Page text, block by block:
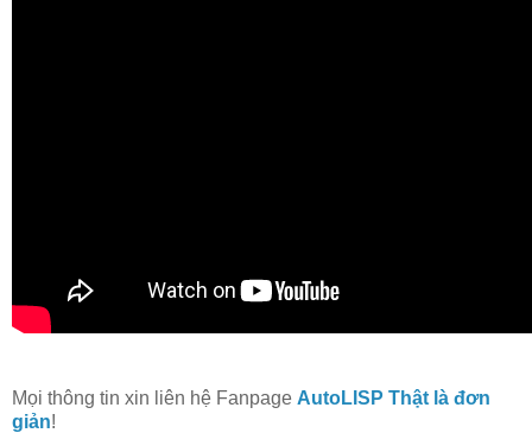
Mọi thông tin xin liên hệ Fanpage AutoLISP Thật là đơn
giản!